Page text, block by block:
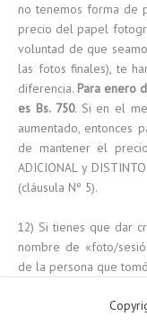
no tenemos forma de
precio del papel
voluntad de que
las fotos finales), te
diferencia. Para enero
es Bs. 750. Si en el
aumentado, entonces
de mantener el
ADICIONAL y
(cláusula Nº 5).
12) Si tienes que dar
nombre de «foto/
de la persona que